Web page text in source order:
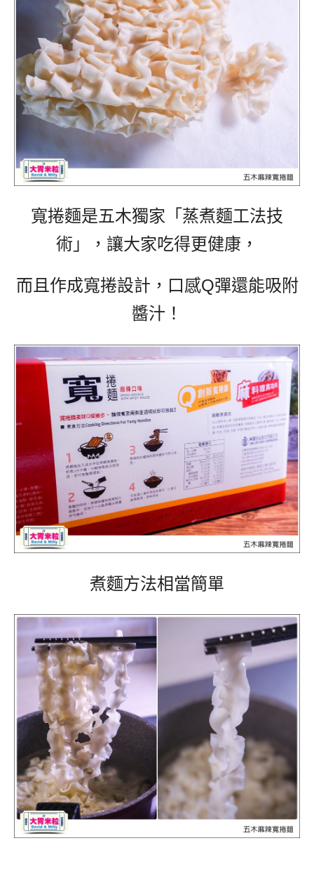
寬捲麵是五木獨家「蒸煮麵工法技
術」，讓大家吃得更健康，
而且作成寬捲設計，口感Q彈還能吸附
醬汁！
煮麵方法相當簡單